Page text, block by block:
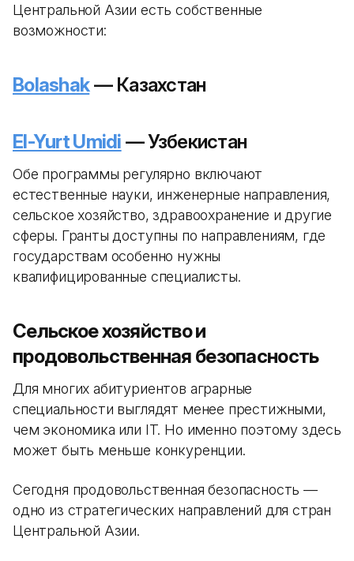
Центральной Азии есть собственные
возможности:
Bolashak— Казахстан
El-Yurt Umidi — Узбекистан
Обе программы регулярно включают
естественные науки, инженерные направления,
сельское хозяйство, здравоохранение и другие
сферы. Гранты доступны по направлениям, где
государствам особенно нужны
квалифицированные специалисты.
Сельское хозяйство и
продовольственная безопасность
Для многих абитуриентов аграрные
специальности выглядят менее престижными,
чем экономика или IT. Но именно поэтому здесь
может быть меньше конкуренции.
Сегодня продовольственная безопасность —
одно из стратегических направлений для стран
Центральной Азии.